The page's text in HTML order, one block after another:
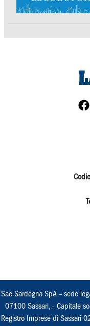
Sae Sardegna SpA – sede
07100 Sassari, - Capitale
Registro Imprese di Sassari